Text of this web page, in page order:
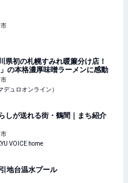
県初の札幌すみれ暖簾分け店！
」の本格濃厚味噌ラーメンに感動
デュロオンライン）
しが送れる街・鶴間｜まち紹介
VOICE home
地台温水プール